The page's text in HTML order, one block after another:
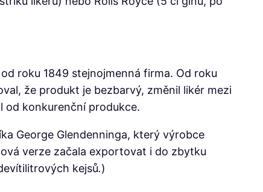
roku 1849 stejnojmenná firma. Od roku
že produkt je bezbarvý, změnil likér mezi
od konkurenční produkce.
George Glendenninga, který výrobce
verze začala exportovat i do zbytku
kejsů.)